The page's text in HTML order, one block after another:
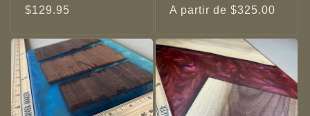
Precio
$129.95
Precio
A partir de $325.00